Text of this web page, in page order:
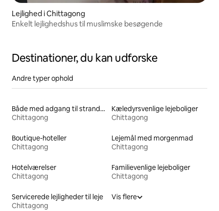
Lejlighed i Chittagong
Enkelt lejlighedshus til muslimske besøgende
Destinationer, du kan udforske
Andre typer ophold
Både med adgang til stranden til leje
Chittagong
Kæledyrsvenlige lejeboliger
Chittagong
Boutique-hoteller
Chittagong
Lejemål med morgenmad
Chittagong
Hotelværelser
Chittagong
Familievenlige lejeboliger
Chittagong
Servicerede lejligheder til leje
Chittagong
Vis flere